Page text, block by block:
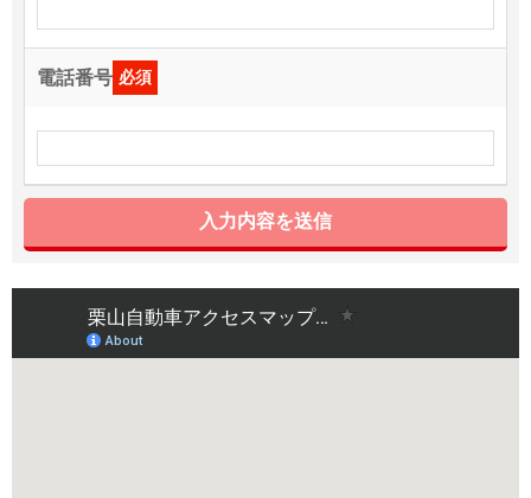
電話番号 必須
入力内容を送信